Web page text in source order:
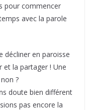
pour commencer
avec la parole
décliner en paroisse
et la partager ! Une
?
doute bien différent
pas encore la